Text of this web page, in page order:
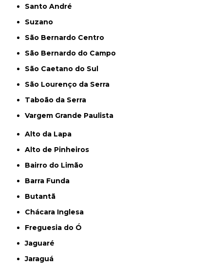
Santo André
Suzano
São Bernardo Centro
São Bernardo do Campo
São Caetano do Sul
São Lourenço da Serra
Taboão da Serra
Vargem Grande Paulista
Alto da Lapa
Alto de Pinheiros
Bairro do Limão
Barra Funda
Butantã
Chácara Inglesa
Freguesia do Ó
Jaguaré
Jaraguá